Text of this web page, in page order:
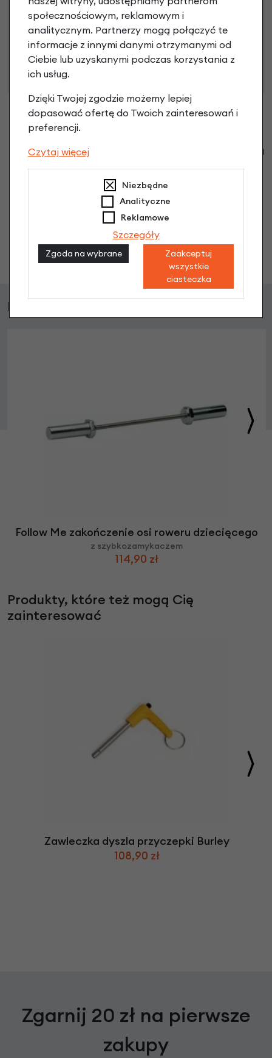
Niniejsza propozycja nie stanowi oferty w rozumieniu art.
66 Kodeksu Cywilnego. Ostateczna decyzja o warunkach
i przyznaniu kredytu zostanie podjęta po ocenie
zdolności kredytowej.
Klienci zadali następujące pytania o ten
produkt
Nikt wcześniej niemiał pytań do tego produktu? A Ty o
co chcesz zapytać?
Zadaj pytanie
Najczęściej kupowane
Follow Me zakończenie osi roweru dziecięcego
z szybkozamykaczem
114,90 zł
Produkty, które też mogą Cię
zainteresować
Zawleczka dyszla przyczepki Burley
108,90 zł
Zgarnij 20 zł na pierwsze
zakupy
społecznościowym, reklamowym i
analitycznym. Partnerzy mogą połączyć te
informacje z innymi danymi otrzymanymi od
Ciebie lub uzyskanymi podczas korzystania z
ich usług.
Dzięki Twojej zgodzie możemy lepiej
dopasować ofertę do Twoich zainteresowań i
preferencji.
Czytaj więcej
Niezbędne
Analityczne
Reklamowe
Szczegóły
Zgoda na wybrane
Zaakceptuj
wszystkie
ciasteczka